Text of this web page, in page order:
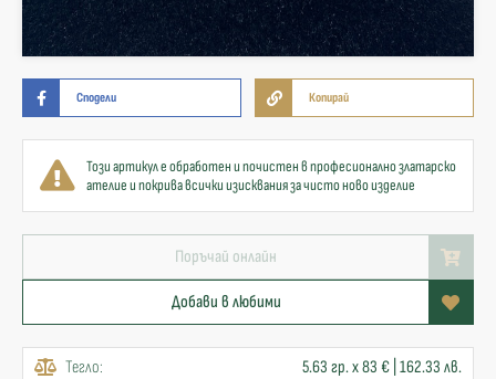
Сподели Копирай
Този артикул е обработен и почистен в професионално златарско
ателие и покрива всички изисквания за чисто ново изделие
Поръчай онлайн
Добави в любими
Тегло:
5.63 гр. x 83 € | 162.33 лв.